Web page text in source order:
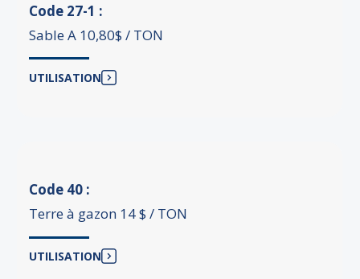
Code 27-1 :
Sable A 10,80$ / TON
UTILISATION
Code 40 :
Terre à gazon 14 $ / TON
UTILISATION